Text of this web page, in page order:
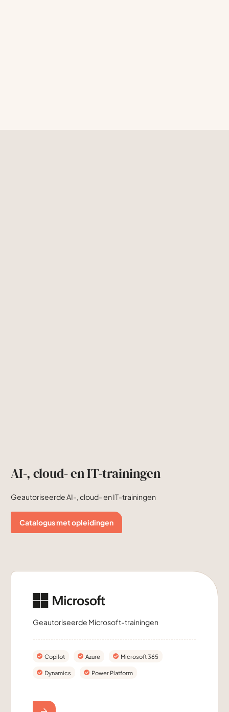
AI-, cloud- en IT-trainingen
Geautoriseerde AI-, cloud- en IT-trainingen
Catalogus met opleidingen
Geautoriseerde Microsoft-trainingen
Copilot Azure Microsoft 365
Dynamics Power Platform